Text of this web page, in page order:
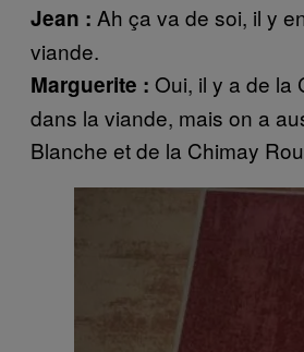
Jean : Ah ça va de soi, il y
viande.
Marguerite : Oui, il y a de la
dans la viande, mais on a
Blanche et de la Chimay